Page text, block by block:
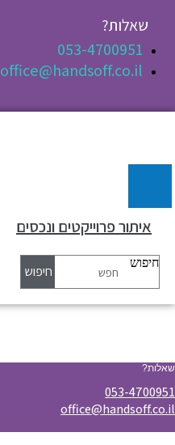
שאלות?
053-4700951
office@handsoff.co.il
איתור פרוייקטים ונכסים
חיפוש
חיפוש
שאלות?
053-4700951
office@handsoff.co.il